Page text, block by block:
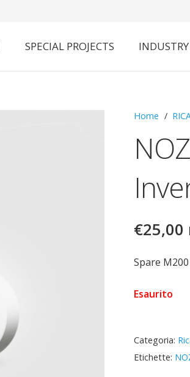
SPECIAL PROJECTS
Home /
€25,00
Spare
Esaurito
Categoria:
Etichette: